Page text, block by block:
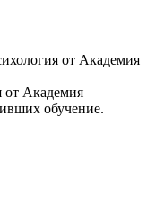
от Академия
от Академия
обучение.